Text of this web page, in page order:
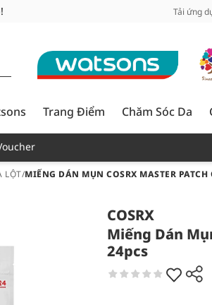
TP. Hồ Chí Minh Tải ứng
Trang Điểm Chăm Sóc Da
LỘT/MIẾNG DÁN MỤN COSRX MASTER
COSRX
Miếng Dán
24pcs